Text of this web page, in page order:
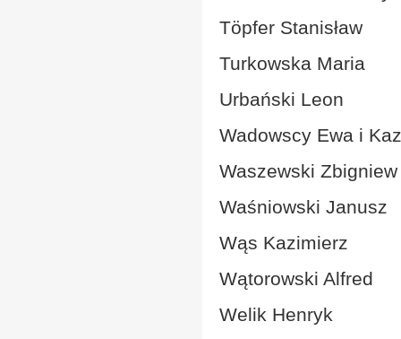
Töpfer Stanisław
Turkowska Maria
Urbański Leon
Wadowscy Ewa i
Waszewski Zbigniew
Waśniowski Janusz
Wąs Kazimierz
Wątorowski Alfred
Welik Henryk